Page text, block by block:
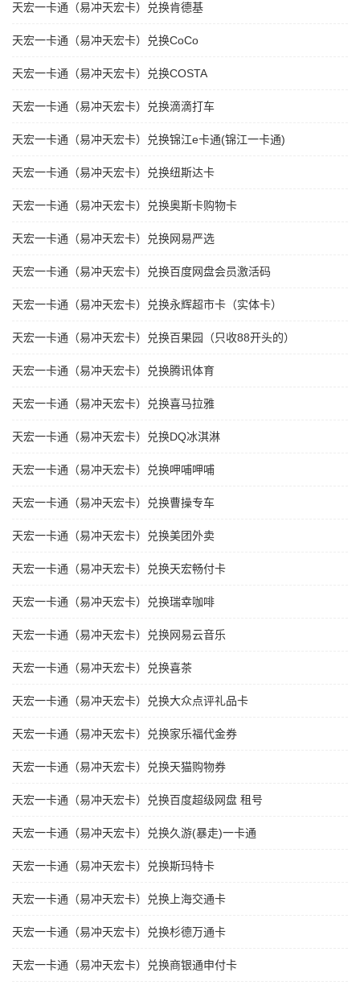
天宏一卡通（易冲天宏卡）兑换肯德基
天宏一卡通（易冲天宏卡）兑换CoCo
天宏一卡通（易冲天宏卡）兑换COSTA
天宏一卡通（易冲天宏卡）兑换滴滴打车
天宏一卡通（易冲天宏卡）兑换锦江e卡通(锦江一卡通)
天宏一卡通（易冲天宏卡）兑换纽斯达卡
天宏一卡通（易冲天宏卡）兑换奥斯卡购物卡
天宏一卡通（易冲天宏卡）兑换网易严选
天宏一卡通（易冲天宏卡）兑换百度网盘会员激活码
天宏一卡通（易冲天宏卡）兑换永辉超市卡（实体卡）
天宏一卡通（易冲天宏卡）兑换百果园（只收88开头的）
天宏一卡通（易冲天宏卡）兑换腾讯体育
天宏一卡通（易冲天宏卡）兑换喜马拉雅
天宏一卡通（易冲天宏卡）兑换DQ冰淇淋
天宏一卡通（易冲天宏卡）兑换呷哺呷哺
天宏一卡通（易冲天宏卡）兑换曹操专车
天宏一卡通（易冲天宏卡）兑换美团外卖
天宏一卡通（易冲天宏卡）兑换天宏畅付卡
天宏一卡通（易冲天宏卡）兑换瑞幸咖啡
天宏一卡通（易冲天宏卡）兑换网易云音乐
天宏一卡通（易冲天宏卡）兑换喜茶
天宏一卡通（易冲天宏卡）兑换大众点评礼品卡
天宏一卡通（易冲天宏卡）兑换家乐福代金券
天宏一卡通（易冲天宏卡）兑换天猫购物券
天宏一卡通（易冲天宏卡）兑换百度超级网盘 租号
天宏一卡通（易冲天宏卡）兑换久游(暴走)一卡通
天宏一卡通（易冲天宏卡）兑换斯玛特卡
天宏一卡通（易冲天宏卡）兑换上海交通卡
天宏一卡通（易冲天宏卡）兑换杉德万通卡
天宏一卡通（易冲天宏卡）兑换商银通申付卡